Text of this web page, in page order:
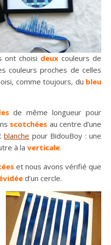
ont choisi deux couleurs de
couleurs proches de celles
comme toujours, du bleu
de même longueur pour
scotchées au centre d’une
blanche pour BidouBoy : une
à la verticale.
et nous avons vérifié que
d’un cercle.